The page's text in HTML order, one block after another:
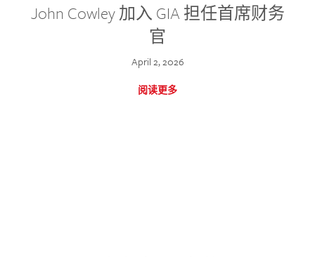
John Cowley 加入 GIA 担任首席财务
官
April 2, 2026
阅读更多